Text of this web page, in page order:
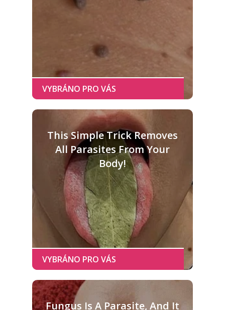
This Simple Trick Removes
All Parasites From Your
Body!
Fungus Is A Parasite, And It